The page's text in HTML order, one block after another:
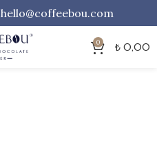
hello@coffeebou.com
0 ₺ 0,00